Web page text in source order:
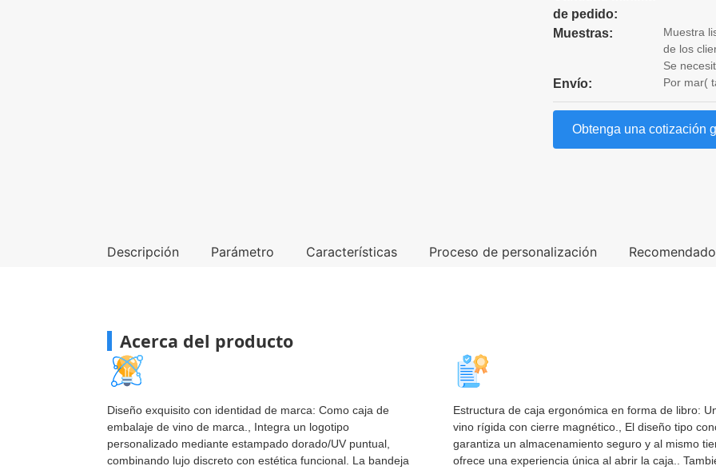
de pedido:
Muestras:
Muestra
de los
Se
Envío: Por mar(
Obtenga una cotización
Descripción Parámetro Características Proceso de personalización Recomendado
Acerca del producto
Diseño exquisito con identidad de marca: Como caja de
embalaje de vino de marca., Integra un logotipo
personalizado mediante estampado dorado/UV puntual,
combinando lujo discreto con estética funcional. La bandeja
Estructura de caja ergonómica en forma de libro:
vino rígida con cierre magnético., El diseño tipo
garantiza un almacenamiento seguro y al mismo
ofrece una experiencia única al abrir la caja..